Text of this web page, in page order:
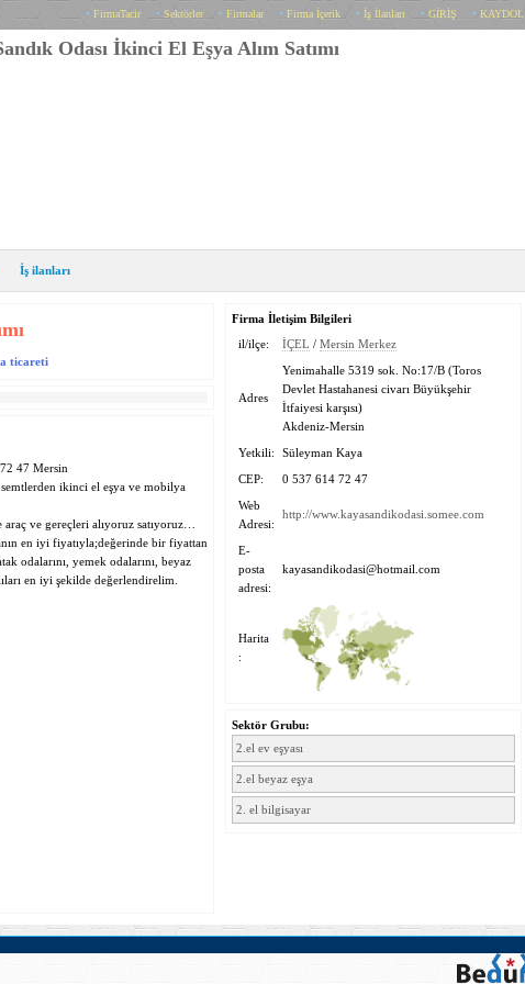
• FirmaTacir • Sektörler • Firmalar • Firma İçerik • İş İlanları • GİRİŞ • KAYDOL
Odası İkinci El Eşya Alım Satımı
İş ilanları
ticareti
47 Mersin
ikinci el eşya ve mobilya
ve gereçleri alıyoruz satıyoruz…
en iyi fiyatıyla;değerinde bir fiyattan
odalarını, yemek odalarını, beyaz
en iyi şekilde değerlendirelim.
Firma İletişim Bilgileri
il/ilçe:
İÇEL / Mersin Merkez
Adres
Yenimahalle 5319 sok. No:17/B (Toros
Devlet Hastahanesi civarı Büyükşehir
İtfaiyesi karşısı)
Akdeniz-Mersin
Yetkili:
Süleyman Kaya
CEP:
0 537 614 72 47
Web
Adresi:
http://www.kayasandikodasi.somee.com
E-
posta
adresi:
kayasandikodasi@hotmail.com
Harita
:
Sektör Grubu:
2.el ev eşyası
2.el beyaz eşya
2. el bilgisayar